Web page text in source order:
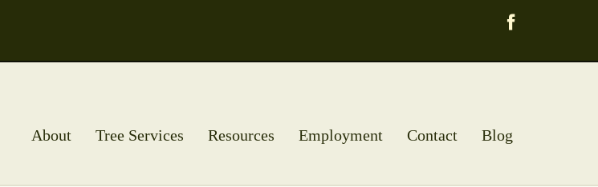
About Tree Services Resources Employment Contact Blog